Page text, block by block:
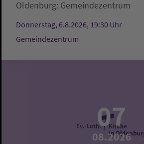
Oldenburg: Gemeindezentrum
Donnerstag, 6.8.2026, 19:30 Uhr
Gemeindezentrum
07
08.2026